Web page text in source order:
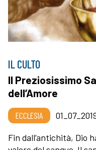
IL CULTO
Il Preziosissimo
dell’Amore
ECCLESIA
Fin dall’antichità, Dio